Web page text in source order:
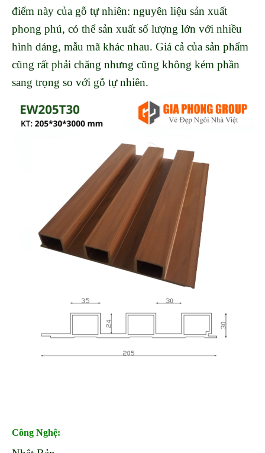
điểm này của gỗ tự nhiên: nguyên liệu sản xuất
phong phú, có thể sản xuất số lượng lớn với nhiều
hình dáng, mẫu mã khác nhau. Giá cả của sản phẩm
cũng rất phải chăng nhưng cũng không kém phần
sang trọng so với gỗ tự nhiên.
Công Nghệ: